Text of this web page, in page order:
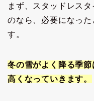
まず、スタッドレス
のなら、必要になっ
す。
冬の雪がよく降る季
高くなっていきます。